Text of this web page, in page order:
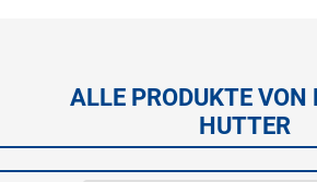
ALLE PRODUKTE VON
HUTTER